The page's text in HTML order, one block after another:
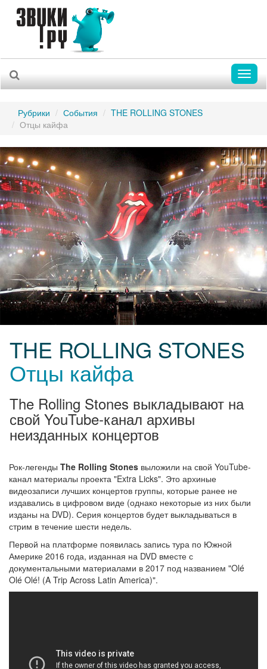
Рубрики События
THE ROLLING STONES
Отцы кайфа
THE ROLLING STONES
Отцы кайфа
The Rolling Stones выкладывают на
свой YouTube-канал архивы
неизданных концертов
Рок-легенды The Rolling Stones выложили на свой YouTube-
канал материалы проекта "Extra Licks". Это архиные
видеозаписи лучших концертов группы, которые ранее не
издавались в цифровом виде (однако некоторые из них были
изданы на DVD). Серия концертов будет выкладываться в
стрим в течение шести недель.
Первой на платформе появилась запись тура по Южной
Америке 2016 года, изданная на DVD вместе с
документальными материалами в 2017 под названием "Olé
Olé Olé! (A Trip Across Latin America)".